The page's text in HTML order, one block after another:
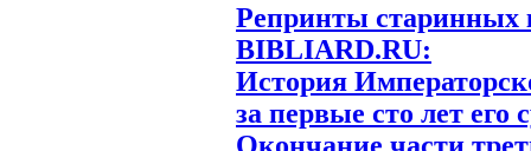
Репринты старинных
BIBLIARD.RU:
История
за первые сто лет его